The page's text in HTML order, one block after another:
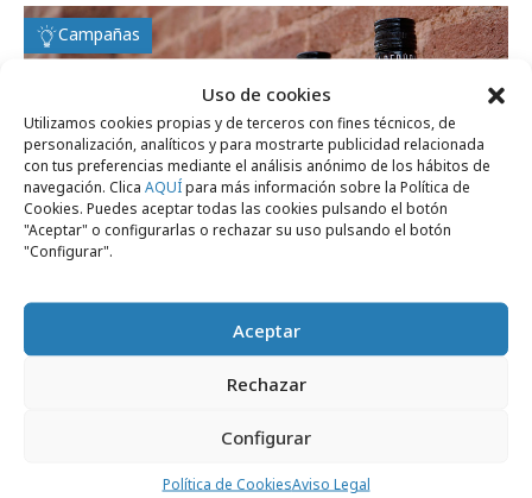
Uso de cookies
Utilizamos cookies propias y de terceros con fines técnicos, de
personalización, analíticos y para mostrarte publicidad relacionada
con tus preferencias mediante el análisis anónimo de los hábitos de
navegación. Clica AQUÍpara más información sobre la Política de
Cookies. Puedes aceptar todas las cookies pulsando el botón
"Aceptar" o configurarlas o rechazar su uso pulsando el botón
"Configurar".
Aceptar
Rechazar
Configurar
Política de CookiesAviso Legal
Campañas
Ron Contrabando se tatúa la piel, o mejor